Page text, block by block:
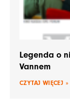
Legenda o
Vannem
CZYTAJ WIĘCEJ »